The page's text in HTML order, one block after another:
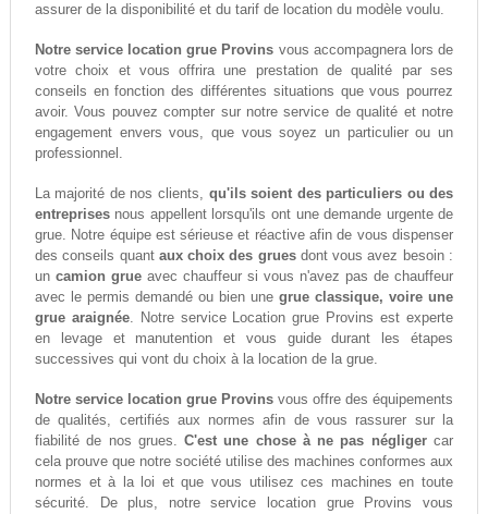
assurer de la disponibilité et du tarif de location du modèle voulu.
Notre service location grue Provins vous accompagnera lors de
votre choix et vous offrira une prestation de qualité par ses
conseils en fonction des différentes situations que vous pourrez
avoir. Vous pouvez compter sur notre service de qualité et notre
engagement envers vous, que vous soyez un particulier ou un
professionnel.
La majorité de nos clients, qu'ils soient des particuliers ou des
entreprisesnous appellent lorsqu'ils ont une demande urgente de
grue. Notre équipe est sérieuse et réactive afin de vous dispenser
des conseils quant aux choix des gruesdont vous avez besoin :
un camion grueavec chauffeur si vous n'avez pas de chauffeur
avec le permis demandé ou bien unegrue classique, voire une
grue araignée. Notre service Location grue Provins est experte
en levage et manutention et vous guide durant les étapes
successives qui vont du choix à la location de la grue.
Notre service location grue Provins vous offre des équipements
de qualités, certifiés aux normes afin de vous rassurer sur la
fiabilité de nos grues.C'est une chose à ne pas négligercar
cela prouve que notre société utilise des machines conformes aux
normes et à la loi et que vous utilisez ces machines en toute
sécurité. De plus, notre service location grue Provins vous